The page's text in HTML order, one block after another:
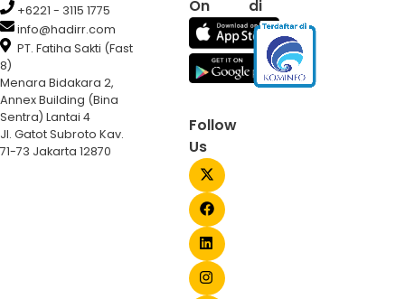
+6221 - 3115 1775
info@hadirr.com
PT. Fatiha Sakti (Fast
8)
Menara Bidakara 2,
Annex Building (Bina
Sentra) Lantai 4
Jl. Gatot Subroto Kav.
71-73 Jakarta 12870
On
Follow
Us
di